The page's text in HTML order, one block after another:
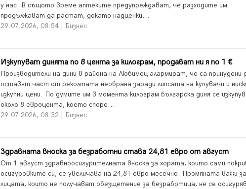
у нас. В същото време аптеките предупреждават, че разходите им
продължават да растат, докато надценки...
29.07.2026, 08:54 | Бизнес
Изкупуват динята по 8 цента за килограм, продават ни я по 1 €
Производители на дини в района на Любимец алармират, че са принудени
оставят част от реколтата необрана заради липсата на купувачи и
изкупни цени. По думите им в момента килограм българска диня се
около 8 евроцента, което споре...
29.07.2026, 08:32 | Бизнес
Здравната вноска за безработни става 24,81 евро от август
От 1 август здравноосигурителната вноска за хората, които сами
осигуровките си, се увеличава на 24,81 евро месечно. Промяната важи за
лицата, които не получават обезщетение за безработица, не се